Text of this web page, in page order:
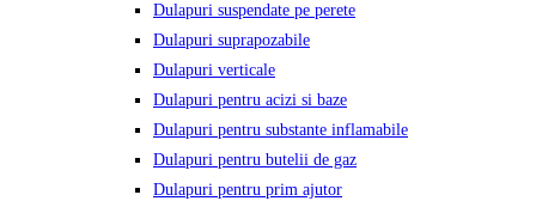
Dulapuri suspendate pe perete
Dulapuri suprapozabile
Dulapuri verticale
Dulapuri pentru acizi si baze
Dulapuri pentru substante inflamabile
Dulapuri pentru butelii de gaz
Dulapuri pentru prim ajutor